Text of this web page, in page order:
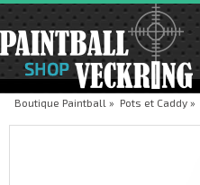
Boutique Paintball » Pots et Caddy »